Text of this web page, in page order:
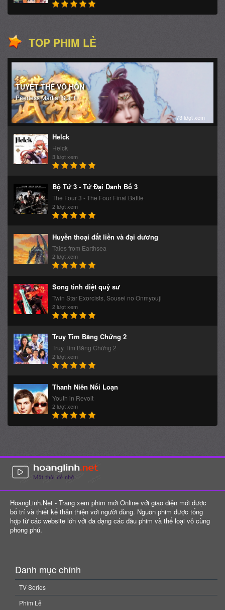
TOP PHIM LẺ
TUYỆT THẾ VÕ HỒN
Peerless Martial Spirit
73 lượt xem
Helck
Helck
3 lượt xem
Bộ Tứ 3 - Tứ Đại Danh Bổ 3
The Four 3 - The Four Final Battle
2 lượt xem
Huyền thoại đất liền và đại dương
Tales from Earthsea
2 lượt xem
Song tinh diệt quỷ sư
Twin Star Exorcists, Sousei no Onmyouji
2 lượt xem
Truy Tìm Bằng Chứng 2
Truy Tìm Bằng Chứng 2
2 lượt xem
Thanh Niên Nổi Loạn
Youth in Revolt
2 lượt xem
HoangLinh.Net - Trang xem phim mới Online với giao diện mới được
bố trí và thiết kế thân thiện với người dùng. Nguồn phim được tổng
hợp từ các website lớn với đa dạng các đầu phim và thể loại vô cùng
phong phú.
Danh mục chính
TV Series
Phim Lẻ